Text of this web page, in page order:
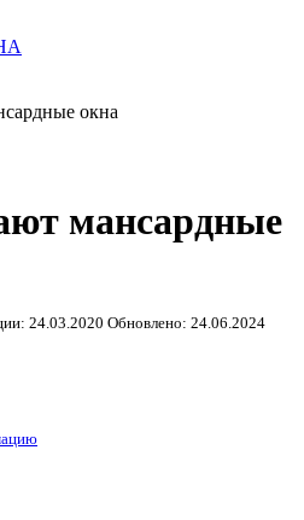
окна
мансардные
24.03.2020 Обновлено: 24.06.2024